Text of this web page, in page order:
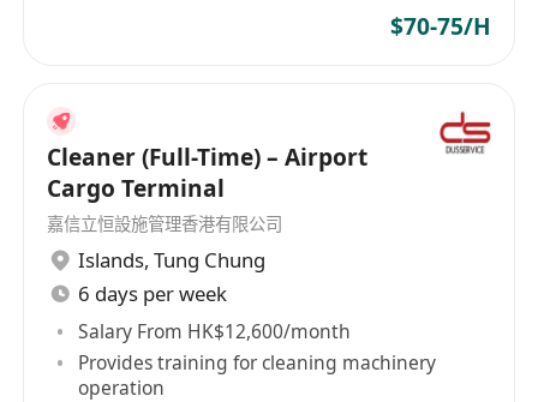
$70-75/H
Cleaner (Full-Time) – Airport
Cargo Terminal
嘉信立恒設施管理香港有限公司
Islands, Tung Chung
6 days per week
Salary From HK$12,600/month
Provides training for cleaning machinery
operation